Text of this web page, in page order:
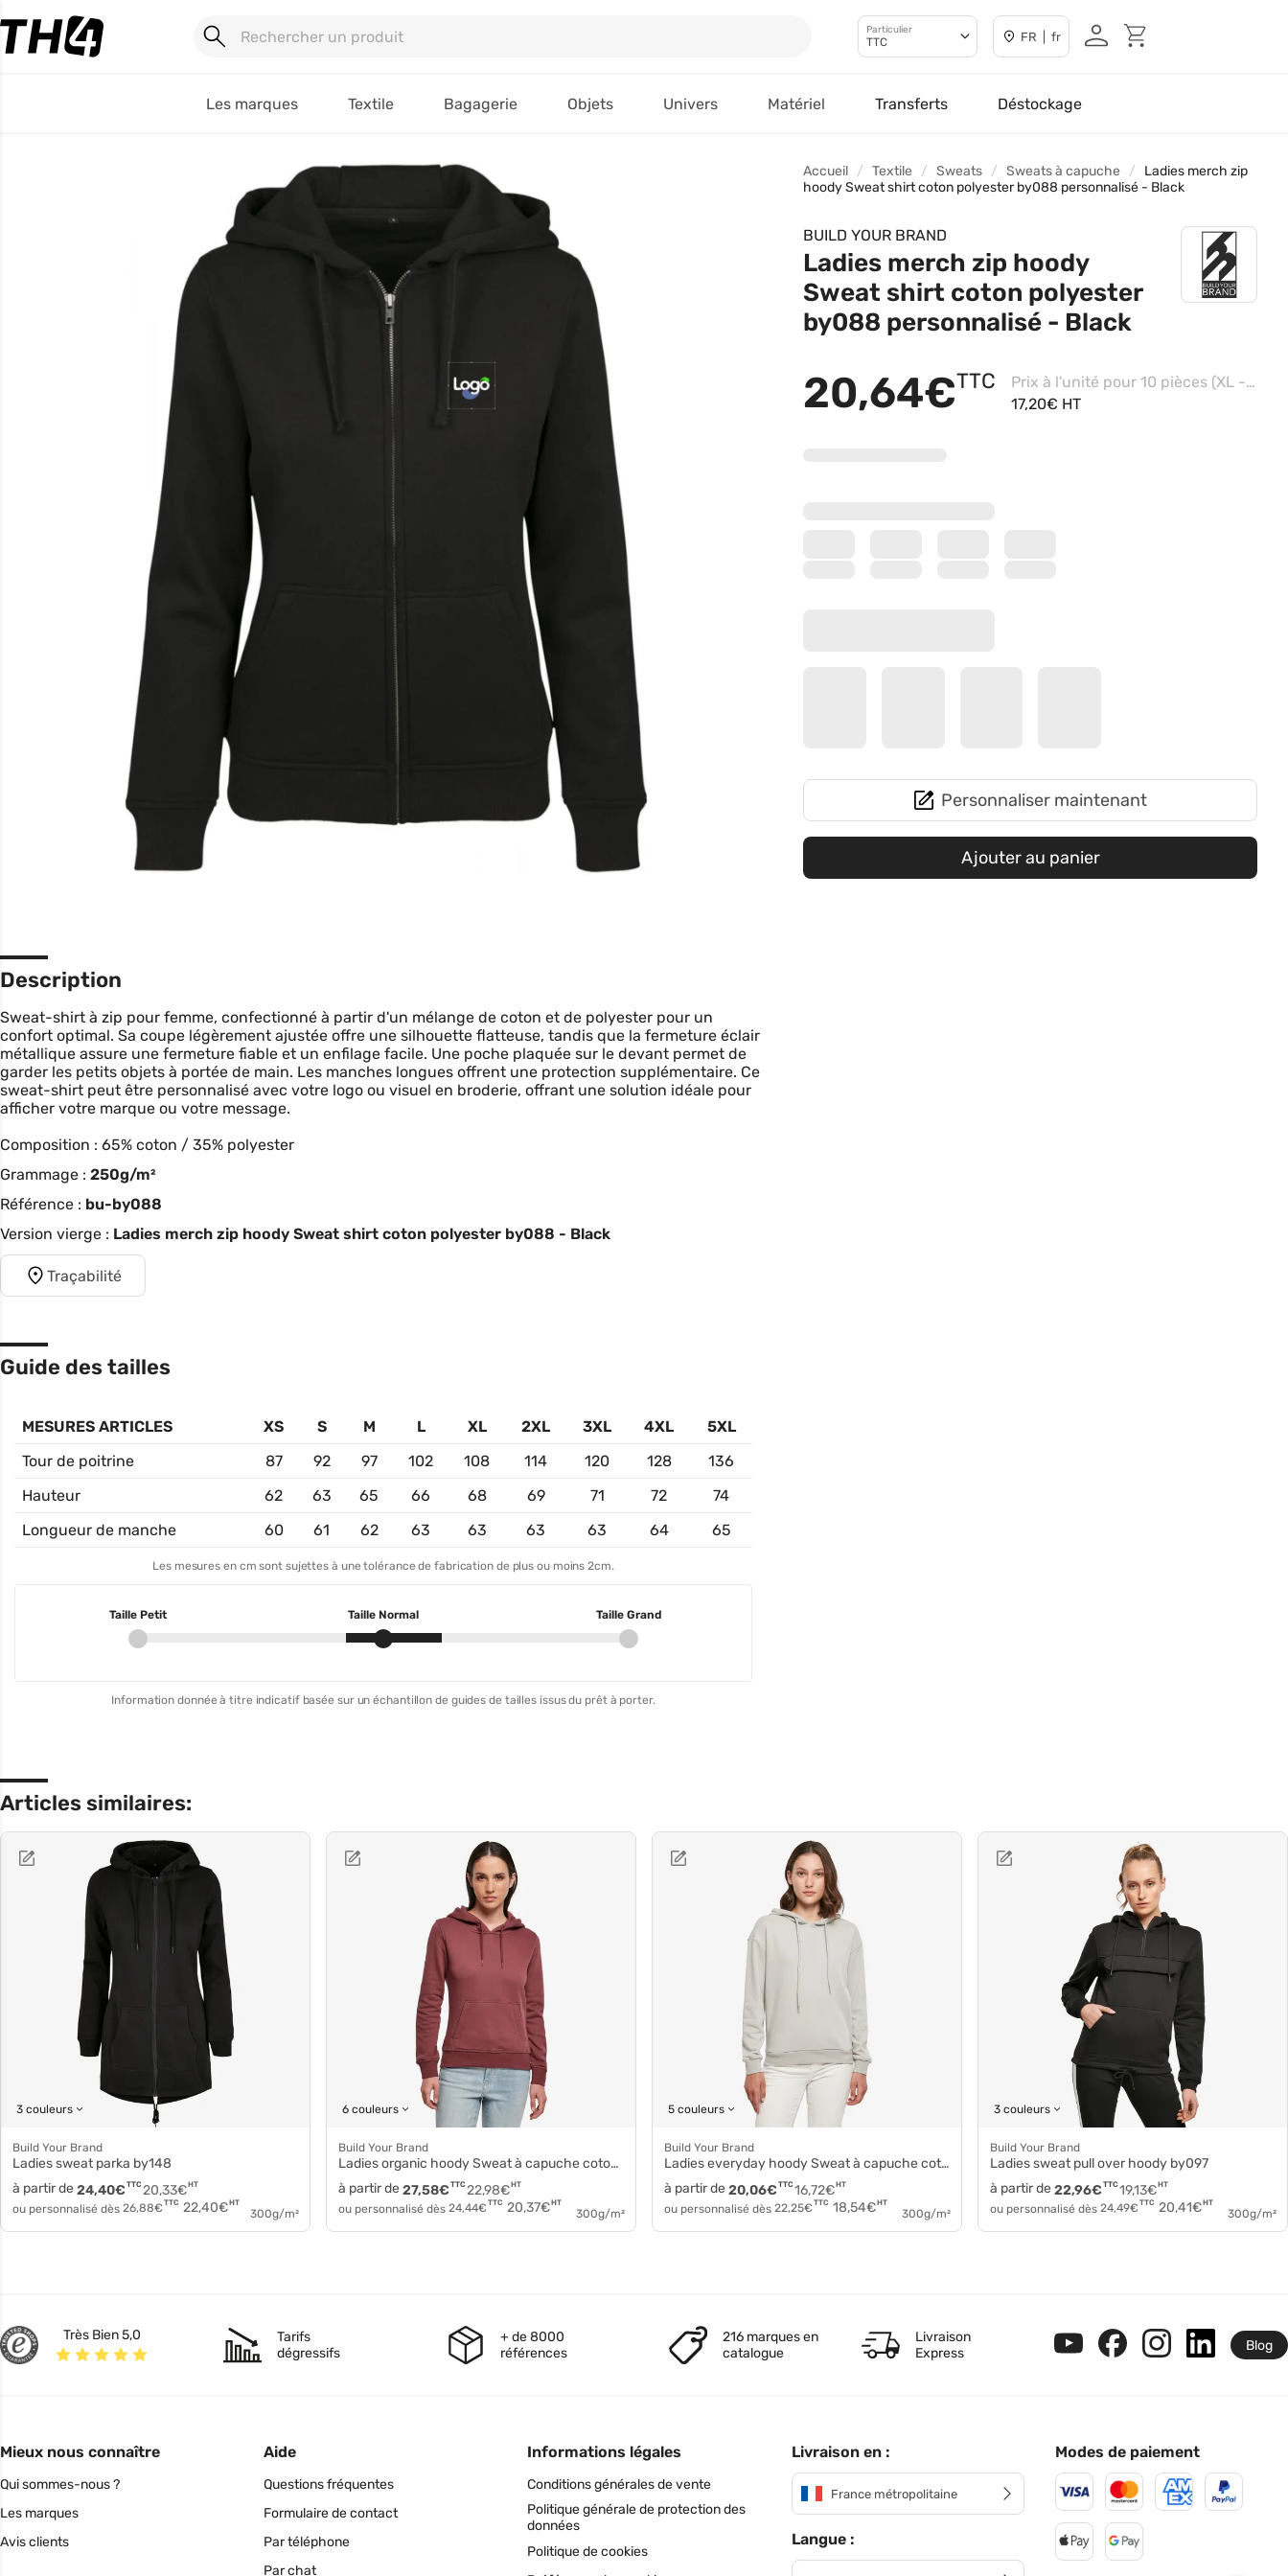
Particulier
TTC FR | fr
Les marques Textile Bagagerie Objets Univers Matériel Transferts Déstockage
Accueil Textile Sweats Sweats à capuche
Ladies merch zip
hoody Sweat shirt coton polyester by088 personnalisé - Black
BUILD YOUR BRAND
Ladies merch zip hoody
Sweat shirt coton polyester
by088 personnalisé - Black
20,64€TTC
Prix à l'unité pour 10 pièces (XL - Black, Impression coeur)
17,20€ HT
Personnaliser maintenant
Ajouter au panier
Description
Sweat-shirt à zip pour femme, confectionné à partir d'un mélange de coton et de polyester pour un
confort optimal. Sa coupe légèrement ajustée offre une silhouette flatteuse, tandis que la fermeture éclair
métallique assure une fermeture fiable et un enfilage facile. Une poche plaquée sur le devant permet de
garder les petits objets à portée de main. Les manches longues offrent une protection supplémentaire. Ce
sweat-shirt peut être personnalisé avec votre logo ou visuel en broderie, offrant une solution idéale pour
afficher votre marque ou votre message.
Composition : 65% coton / 35% polyester
Grammage : 250g/m²
Référence : bu-by088
Version vierge : Ladies merch zip hoody Sweat shirt coton polyester by088 - Black
Traçabilité
Guide des tailles
MESURES ARTICLES XS S M L XL 2XL 3XL 4XL
5XL
Tour de poitrine
87 92 97 102 108 114 120 128
136
Hauteur
62 63 65 66 68 69 71 72
74
Longueur de manche
60 61 62 63 63 63 63 64 65
Les mesures en cm sont sujettes à une tolérance de fabrication de plus ou moins 2cm.
Taille Petit Taille Normal Taille Grand
Information donnée à titre indicatif basée sur un échantillon de guides de tailles issus du prêt à porter.
Articles similaires:
3 couleurs
Build Your Brand
Ladies sweat parka by148
à partir de
20,33€HT
24,40€ TTC
ou personnalisé dès 26,88€ TTC 22,40€HT
300g/m²
6 couleurs
Build Your Brand
Ladies organic hoody Sweat à capuche coton by139
à partir de
22,98€HT
27,58€ TTC
ou personnalisé dès 24,44€ TTC 20,37€HT
300g/m²
5 couleurs
Build Your Brand
Ladies everyday hoody Sweat à capuche coton by213
à partir de
16,72€HT
20,06€ TTC
ou personnalisé dès 22,25€ TTC 18,54€HT
300g/m²
3 couleurs
Build Your Brand
Ladies sweat pull over hoody by097
à partir de
19,13€HT
22,96€ TTC
ou personnalisé dès 24,49€ TTC 20,41€HT
300g/m²
Très Bien 5,0
Tarifs
dégressifs
+ de 8000
références
216 marques en
catalogue
Livraison
Express
Blog
Mieux nous connaître
Qui sommes-nous ?
Les marques
Avis clients
Aide
Questions fréquentes
Formulaire de contact
Par téléphone
Par chat
Informations légales
Conditions générales de vente
Politique générale de protection des
données
Politique de cookies
Livraison en :
France métropolitaine
Langue :
Modes de paiement